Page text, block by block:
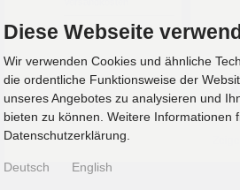
Diese Webseite
Wir verwenden Cookies und ähnliche
die ordentliche Funktionsweise der
unseres Angebotes zu analysieren und
bieten zu können. Weitere Informationen
Datenschutzerklärung.
Deutsch English